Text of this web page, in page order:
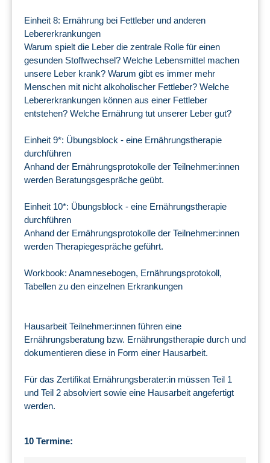
Einheit 8: Ernährung bei Fettleber und anderen
Lebererkrankungen
Warum spielt die Leber die zentrale Rolle für einen
gesunden Stoffwechsel? Welche Lebensmittel machen
unsere Leber krank? Warum gibt es immer mehr
Menschen mit nicht alkoholischer Fettleber? Welche
Lebererkrankungen können aus einer Fettleber
entstehen? Welche Ernährung tut unserer Leber gut?
Einheit 9*: Übungsblock - eine Ernährungstherapie
durchführen
Anhand der Ernährungsprotokolle der Teilnehmer:innen
werden Beratungsgespräche geübt.
Einheit 10*: Übungsblock - eine Ernährungstherapie
durchführen
Anhand der Ernährungsprotokolle der Teilnehmer:innen
werden Therapiegespräche geführt.
Workbook: Anamnesebogen, Ernährungsprotokoll,
Tabellen zu den einzelnen Erkrankungen
Hausarbeit Teilnehmer:innen führen eine
Ernährungsberatung bzw. Ernährungstherapie durch und
dokumentieren diese in Form einer Hausarbeit.
Für das Zertifikat Ernährungsberater:in müssen Teil 1
und Teil 2 absolviert sowie eine Hausarbeit angefertigt
werden.
10 Termine: